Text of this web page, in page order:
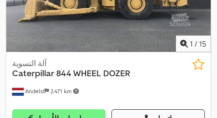
1 / 15
Andelst 2.471 km
آلة التسوية
Caterpillar844 WHEEL DOZER